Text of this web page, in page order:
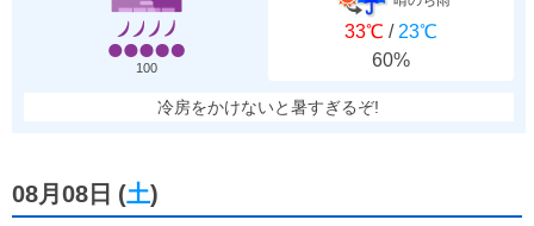
100
33℃ / 23℃
60%
冷房をかけないと暑すぎるぞ!
08月08日 (土)